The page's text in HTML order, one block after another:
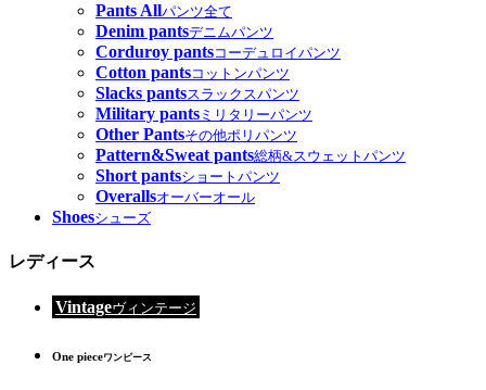
Pants Allパンツ全て
Denim pantsデニムパンツ
Corduroy pantsコーデュロイパンツ
Cotton pantsコットンパンツ
Slacks pantsスラックスパンツ
Military pants ミリタリーパンツ
Other Pantsその他ポリパンツ
Pattern&Sweat pants総柄&スウェットパンツ
Short pantsショートパンツ
Overallsオーバーオール
Shoesシューズ
レディース
Vintageヴィンテージ
One pieceワンピース